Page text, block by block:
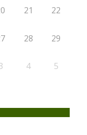
21 22
28 29
4 5